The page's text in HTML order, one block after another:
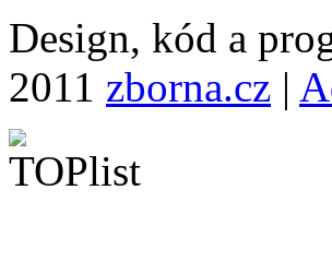
Design, kód a
2011 zborna.cz |